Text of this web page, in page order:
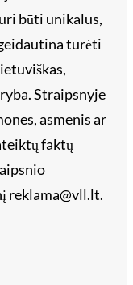
būti unikalus,
turėti
Straipsnyje
asmenis ar
faktų
reklama@vll.lt.